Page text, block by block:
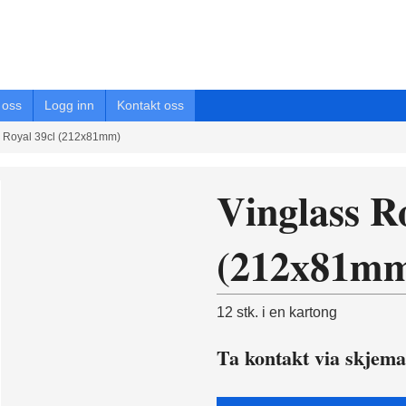
Logg inn Kontakt oss
39cl (212x81mm)
Vinglass
12 stk. i en kartong
Ta kontakt via